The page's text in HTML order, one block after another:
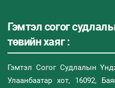
Гэмтэл согог
төвийн хаяг :
Гэмтэл Согог Судлалын
Улаанбаатар хот, 16092,